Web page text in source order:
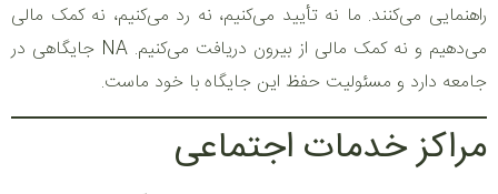
راهنمایی می‌کنند. ما نه تأیید می‌کنیم، نه رد می‌کنیم، نه کمک مالی
می‌دهیم و نه کمک مالی از بیرون دریافت می‌کنیم. NA جایگاهی در
جامعه دارد و مسئولیت حفظ این جایگاه با خود ماست.
مراکز خدمات اجتماعی